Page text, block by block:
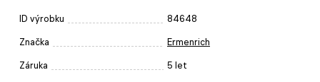
ID výrobku 84648
Značka Ermenrich
Záruka 5 let